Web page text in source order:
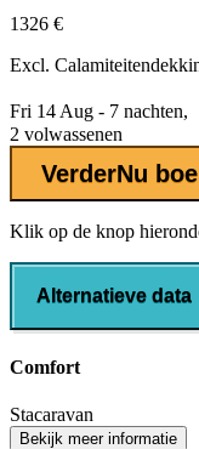
1326 €
Excl.
Fri 14 Aug - 7 nachten,
2 volwassenen
VerderNu
Klik op de knop
Alternatieve data
Comfort
Stacaravan
Bekijk meer informatie